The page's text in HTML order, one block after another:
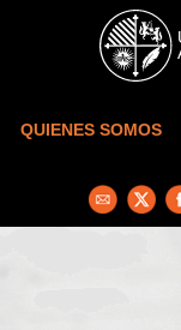
Skip to main content
QUIENES SOMOS